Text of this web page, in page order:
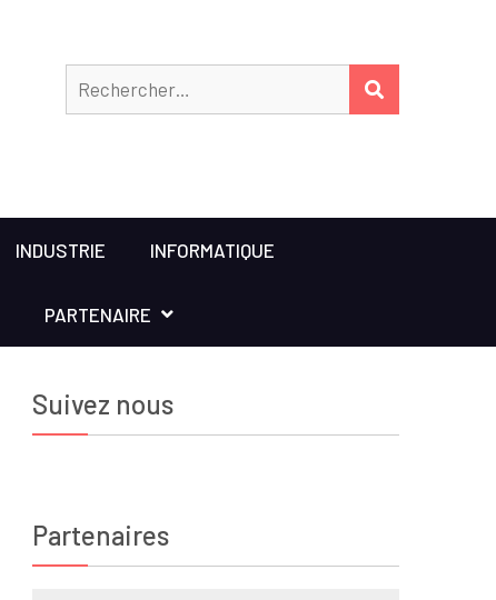
INDUSTRIE INFORMATIQUE
PARTENAIRE
Suivez nous
Partenaires